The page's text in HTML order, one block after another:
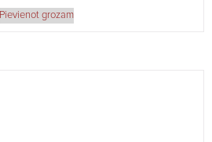
Pievienot grozam